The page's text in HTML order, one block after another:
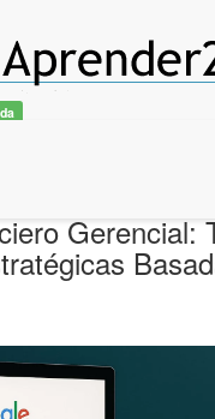
Gerencial: